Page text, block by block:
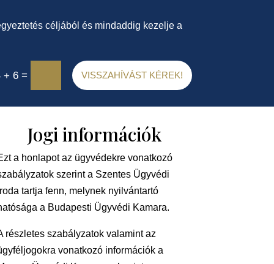
céljából és mindaddig kezelje a
+ 6= VISSZAHÍVÁST KÉREK!
Jogi információk
a honlapot az ügyvédekre vonatkozó
szerint a Szentes Ügyvédi
tartja fenn, melynek nyilvántartó
a Budapesti Ügyvédi Kamara.
részletes szabályzatok valamint az
vonatkozó információk a